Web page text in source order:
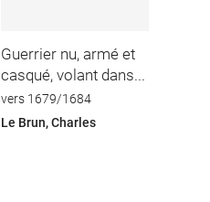
Guerrier nu, armé et
casqué, volant dans...
vers 1679/1684
Le Brun, Charles